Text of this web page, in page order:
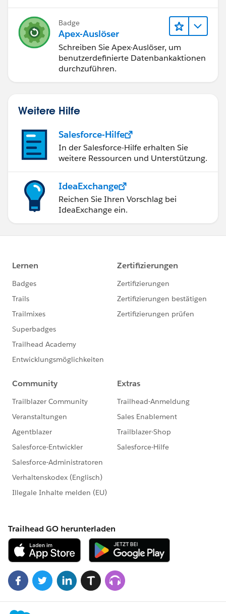
Badge
Apex-Auslöser
Schreiben Sie Apex-Auslöser, um
benutzerdefinierte Datenbankaktionen
durchzuführen.
Weitere Hilfe
Salesforce-Hilfe
In der Salesforce-Hilfe erhalten Sie
weitere Ressourcen und Unterstützung.
IdeaExchange
Reichen Sie Ihren Vorschlag bei
IdeaExchange ein.